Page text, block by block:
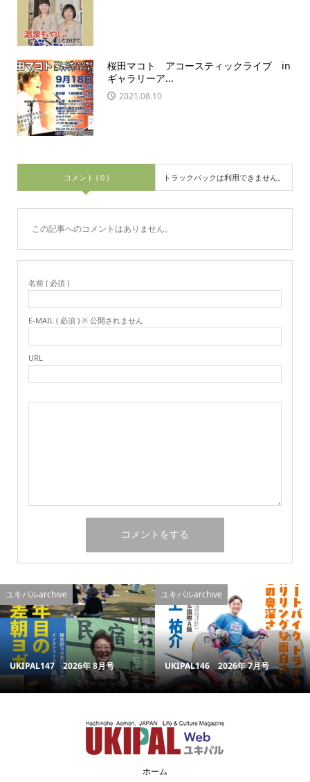
桜田マコト アコースティックライブ in
ギャラリーア...
2021.08.10
コメント ( 0 ) トラックバックは利用できません。
この記事へのコメントはありません。
名前 ( 必須 )
E-MAIL ( 必須 ) ※ 公開されません
URL
ユキパルarchive
UKIPAL147 2026年 8月号
ユキパルarchive
UKIPAL146 2026年 7月号
ホーム